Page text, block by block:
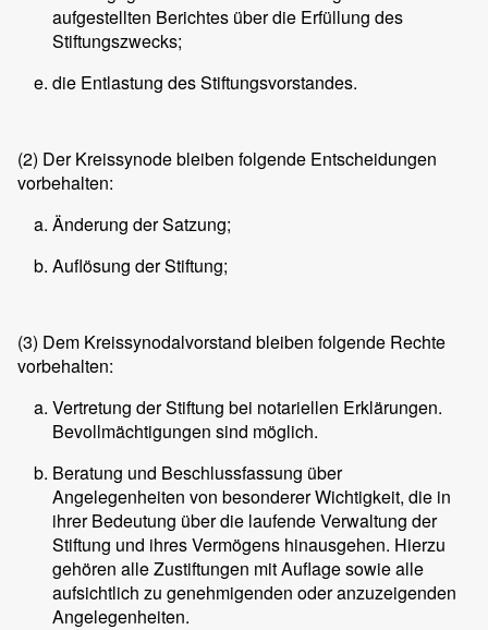
aufgestellten Berichtes über die Erfüllung des
Stiftungszwecks;
die Entlastung des Stiftungsvorstandes.
(2) Der Kreissynode bleiben folgende Entscheidungen
vorbehalten:
Änderung der Satzung;
Auflösung der Stiftung;
(3) Dem Kreissynodalvorstand bleiben folgende Rechte
vorbehalten:
Vertretung der Stiftung bei notariellen Erklärungen.
Bevollmächtigungen sind möglich.
Beratung und Beschlussfassung über
Angelegenheiten von besonderer Wichtigkeit, die in
ihrer Bedeutung über die laufende Verwaltung der
Stiftung und ihres Vermögens hinausgehen. Hierzu
gehören alle Zustiftungen mit Auflage sowie alle
aufsichtlich zu genehmigenden oder anzuzeigenden
Angelegenheiten.